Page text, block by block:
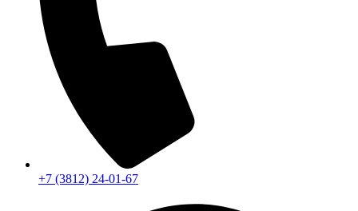
+7 (3812) 24-01-67